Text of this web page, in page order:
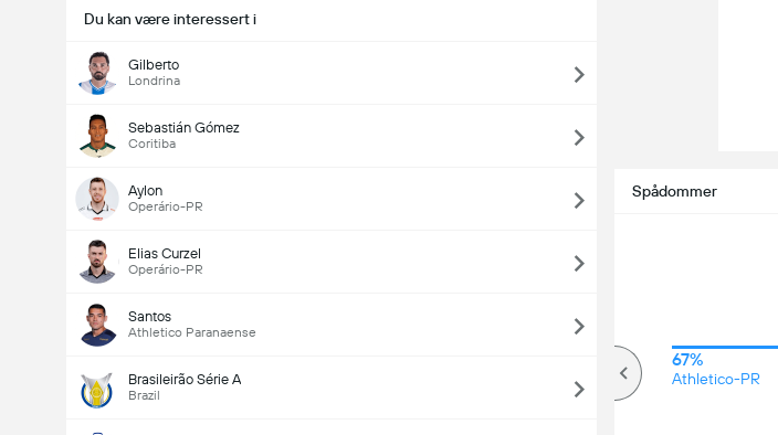
Du kan være interessert i
Gilberto
Londrina
Sebastián Gómez
Coritiba
Aylon
Operário-PR
Elias Curzel
Operário-PR
Santos
Athletico Paranaense
Brasileirão Série A
Brazil
Spådommer
67%
Athletico-PR
Totalt mål i kamp (2.5)